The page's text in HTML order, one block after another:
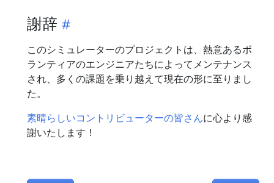
謝辞
このシミュレーターのプロジェクトは、熱意あるボ
ランティアのエンジニアたちによってメンテナンス
され、多くの課題を乗り越えて現在の形に至りまし
た。
素晴らしいコントリビューターの皆さんに心より感
謝いたします！